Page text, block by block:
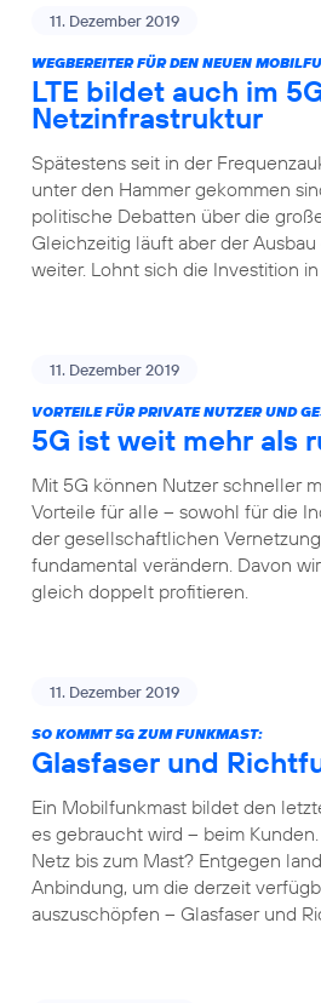
11. Dezember 2019
WEGBEREITER FÜR DEN NEUEN
LTE bildet auch im
Netzinfrastruktur
Spätestens seit in der
unter den Hammer gekommen
politische Debatten über die
Gleichzeitig läuft aber der
weiter. Lohnt sich die Investition
11. Dezember 2019
VORTEILE FÜR PRIVATE NUTZER UND
5G ist weit mehr als
Mit 5G können Nutzer schneller
Vorteile für alle – sowohl für die
der gesellschaftlichen
fundamental verändern. Davon
gleich doppelt profitieren.
11. Dezember 2019
SO KOMMT 5G ZUM FUNKMAST:
Glasfaser und
Ein Mobilfunkmast bildet den
es gebraucht wird – beim
Netz bis zum Mast? Entgegen
Anbindung, um die derzeit
auszuschöpfen – Glasfaser und